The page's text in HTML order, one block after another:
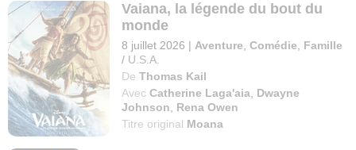
Vaiana, la légende du bout du
monde
8 juillet 2026 | Aventure ,Comédie
Famille
/ U.S.A.
De Thomas Kail
Avec Catherine Laga'aia
Dwayne
Johnson
Rena Owen
Titre original Moana